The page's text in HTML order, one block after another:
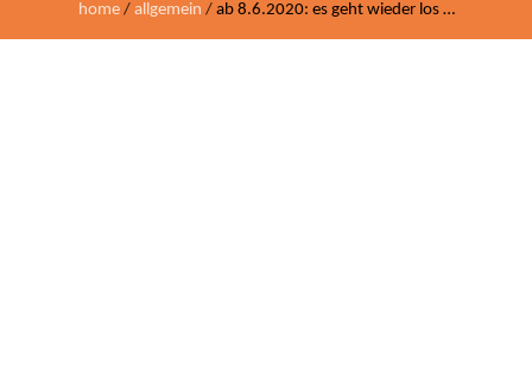
home / allgemein / ab 8.6.2020: es geht wieder los …